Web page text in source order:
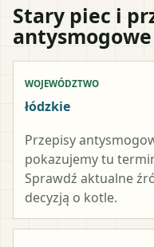
Stary piec i
antysmogowe
WOJEWÓDZTWO
łódzkie
Przepisy
pokazujemy tu
Sprawdź aktualne
decyzją o kotle.